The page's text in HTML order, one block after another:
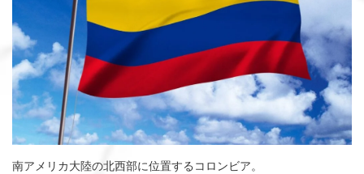
南アメリカ大陸の北西部に位置するコロンビア。